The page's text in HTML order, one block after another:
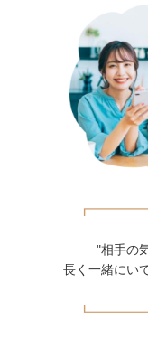
"相手の
長く一緒にい